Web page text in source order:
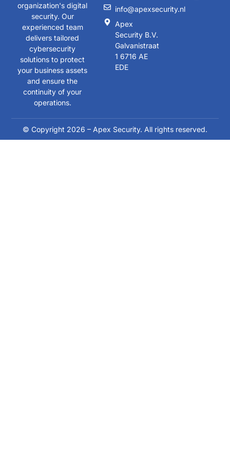
organization's digital
security. Our
experienced team
delivers tailored
cybersecurity
solutions to protect
your business assets
and ensure the
continuity of your
operations.
info@apexsecurity.nl
Apex
Security B.V.
Galvanistraat
1 6716 AE
EDE
© Copyright 2026 – Apex Security. All rights reserved.